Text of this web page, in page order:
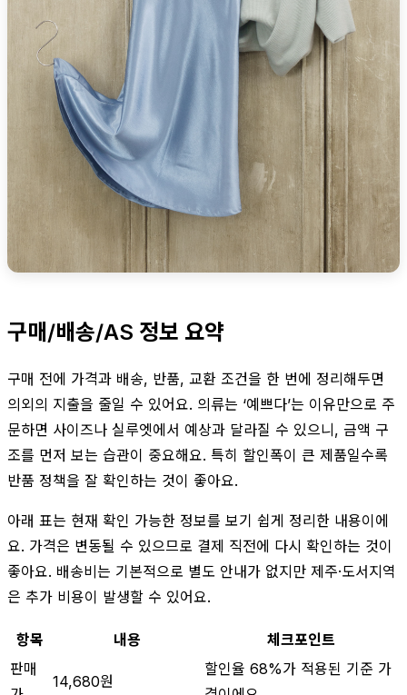
구매/배송/AS 정보 요약
구매 전에 가격과 배송, 반품, 교환 조건을 한 번에 정리해두면
의외의 지출을 줄일 수 있어요. 의류는 ‘예쁘다’는 이유만으로 주
문하면 사이즈나 실루엣에서 예상과 달라질 수 있으니, 금액 구
조를 먼저 보는 습관이 중요해요. 특히 할인폭이 큰 제품일수록
반품 정책을 잘 확인하는 것이 좋아요.
아래 표는 현재 확인 가능한 정보를 보기 쉽게 정리한 내용이에
요. 가격은 변동될 수 있으므로 결제 직전에 다시 확인하는 것이
좋아요. 배송비는 기본적으로 별도 안내가 없지만 제주·도서지역
은 추가 비용이 발생할 수 있어요.
항목 내용
체크포인트
판매
14,680원
할인율 68%가 적용된 기준 가